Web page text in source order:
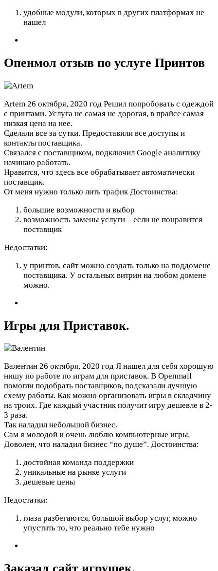
удобные модули, которых в других платформах не
нашел
Опенмол отзыв по услуге Принтов
Artem 26 октября, 2020 год Решил попробовать с одеждой
с принтами. Услуга не самая не дорогая, в прайсе самая
низкая цена на нее.
Сделали все за сутки. Предоставили все доступы и
контакты поставщика.
Связался с поставщиком, подключил Google аналитику
начинаю работать.
Нравится, что здесь все обрабатывает автоматически
поставщик.
От меня нужно только лить трафик Достоинства:
большие возможности и выбор
возможность замены услуги – если не понравится
поставщик
Недостатки:
у принтов, сайт можно создать только на поддомене
поставщика. У остальных витрин на любом домене
можно.
Игры для Приставок.
Валентин 26 октября, 2020 год Я нашел для себя хорошую
нишу по работе по играм для приставок. В Openmall
помогли подобрать поставщиков, подсказали лучшую
схему работы. Как можно организовать игры в складчину
на троих. Где каждый участник получит игру дешевле в 2-
3 раза.
Так наладил небольшой бизнес.
Сам я молодой и очень люблю компьютерные игры.
Доволен, что наладил бизнес “по душе”. Достоинства:
достойная команда поддержки
уникальные на рынке услуги
дешевые цены
Недостатки:
глаза разбегаются, большой выбор услуг, можно
упустить то, что реально тебе нужно